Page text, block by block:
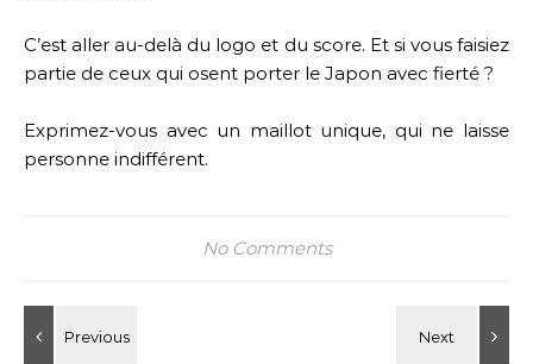
C’est aller au-delà du logo et du score. Et si vous faisiez
partie de ceux qui osent porter le Japon avec fierté ?
Exprimez-vous avec un maillot unique, qui ne laisse
personne indifférent.
No Comments